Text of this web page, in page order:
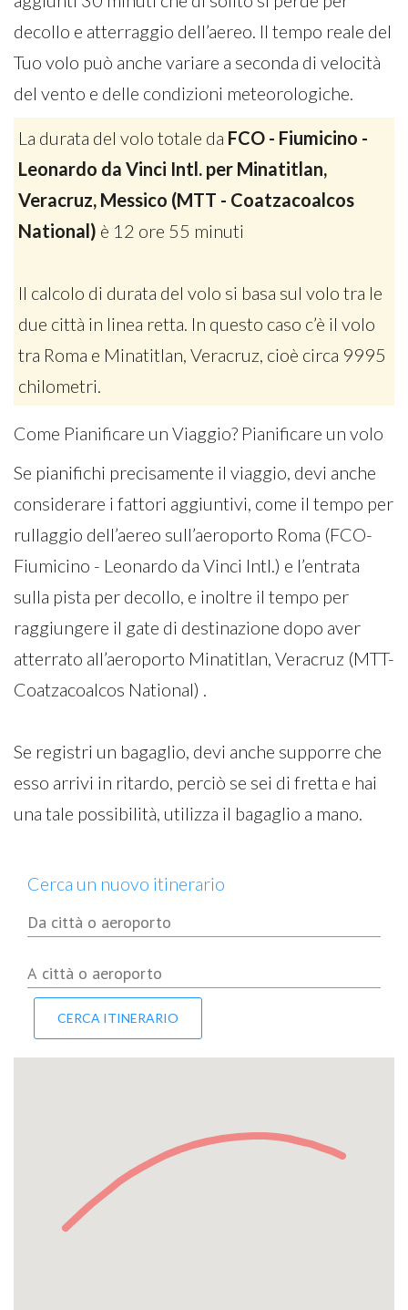
decollo e atterraggio dell’aereo. Il tempo reale del
Tuo volo può anche variare a seconda di velocità
del vento e delle condizioni meteorologiche.
La durata del volo totale da FCO - Fiumicino -
Leonardo da Vinci Intl. per Minatitlan,
Veracruz, Messico (MTT - Coatzacoalcos
National) è 12 ore 55 minuti
Il calcolo di durata del volo si basa sul volo tra le
due città in linea retta. In questo caso c’è il volo
tra Roma e Minatitlan, Veracruz, cioè circa 9995
chilometri.
Come Pianificare un Viaggio? Pianificare un volo
Se pianifichi precisamente il viaggio, devi anche
considerare i fattori aggiuntivi, come il tempo per
rullaggio dell’aereo sull’aeroporto Roma (FCO-
Fiumicino - Leonardo da Vinci Intl.) e l’entrata
sulla pista per decollo, e inoltre il tempo per
raggiungere il gate di destinazione dopo aver
atterrato all’aeroporto Minatitlan, Veracruz (MTT-
Coatzacoalcos National) .
Se registri un bagaglio, devi anche supporre che
esso arrivi in ritardo, perciò se sei di fretta e hai
una tale possibilità, utilizza il bagaglio a mano.
Cerca un nuovo itinerario